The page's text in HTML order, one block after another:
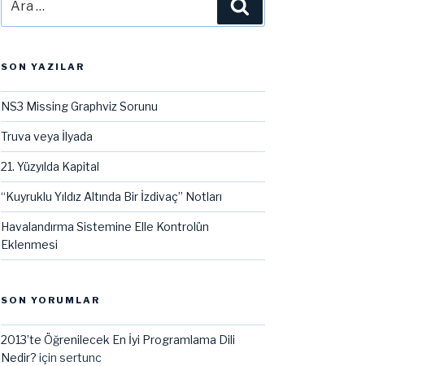
SON YAZILAR
NS3 Missing Graphviz Sorunu
Truva veya İlyada
21. Yüzyılda Kapital
“Kuyruklu Yıldız Altında Bir İzdivaç” Notları
Havalandırma Sistemine Elle Kontrolün
Eklenmesi
SON YORUMLAR
2013’te Öğrenilecek En İyi Programlama Dili
Nedir? için sertunc